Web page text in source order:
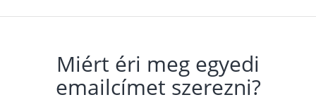
Miért éri meg egyedi
emailcímet szerezni?